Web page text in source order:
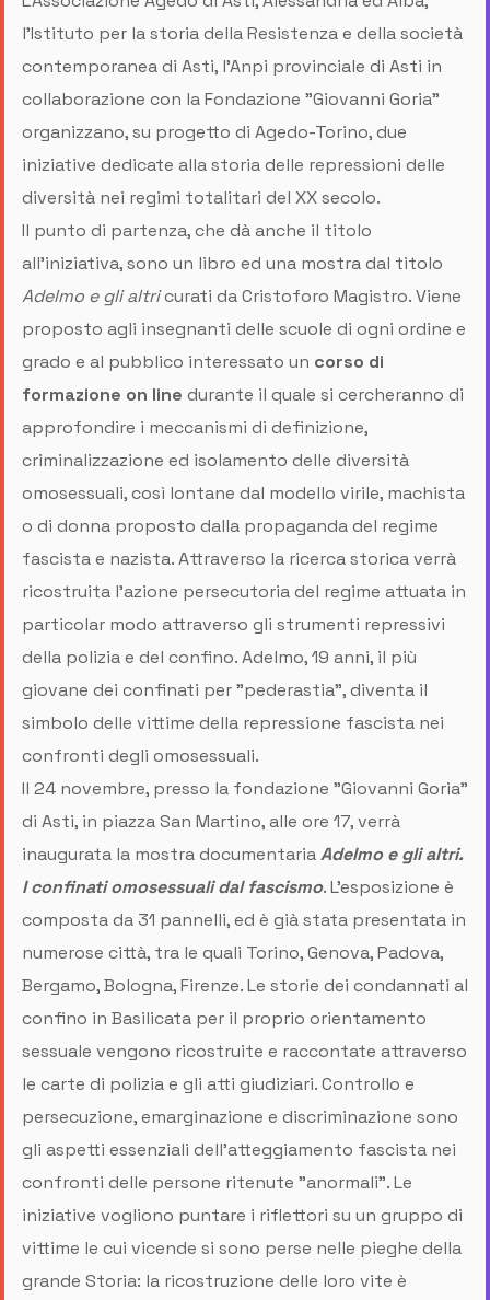
l'Istituto per la storia della Resistenza e della società
contemporanea di Asti, l'Anpi provinciale di Asti in
collaborazione con la Fondazione "Giovanni Goria"
organizzano, su progetto di Agedo-Torino, due
iniziative dedicate alla storia delle repressioni delle
diversità nei regimi totalitari del XX secolo.
Il punto di partenza, che dà anche il titolo
all'iniziativa, sono un libro ed una mostra dal titolo
Adelmo e gli altricurati da Cristoforo Magistro. Viene
proposto agli insegnanti delle scuole di ogni ordine e
grado e al pubblico interessato un corso di
formazione on line durante il quale si cercheranno di
approfondire i meccanismi di definizione,
criminalizzazione ed isolamento delle diversità
omosessuali, così lontane dal modello virile, machista
o di donna proposto dalla propaganda del regime
fascista e nazista. Attraverso la ricerca storica verrà
ricostruita l'azione persecutoria del regime attuata in
particolar modo attraverso gli strumenti repressivi
della polizia e del confino. Adelmo, 19 anni, il più
giovane dei confinati per "pederastia", diventa il
simbolo delle vittime della repressione fascista nei
confronti degli omosessuali.
Il 24 novembre, presso la fondazione "Giovanni Goria"
di Asti, in piazza San Martino, alle ore 17, verrà
inaugurata la mostra documentariaAdelmo e gli altri.
I confinati omosessuali dal fascismo. L'esposizione è
composta da 31 pannelli, ed è già stata presentata in
numerose città, tra le quali Torino, Genova, Padova,
Bergamo, Bologna, Firenze. Le storie dei condannati al
confino in Basilicata per il proprio orientamento
sessuale vengono ricostruite e raccontate attraverso
le carte di polizia e gli atti giudiziari. Controllo e
persecuzione, emarginazione e discriminazione sono
gli aspetti essenziali dell'atteggiamento fascista nei
confronti delle persone ritenute "anormali”. Le
iniziative vogliono puntare i riflettori su un gruppo di
vittime le cui vicende si sono perse nelle pieghe della
grande Storia: la ricostruzione delle loro vite è